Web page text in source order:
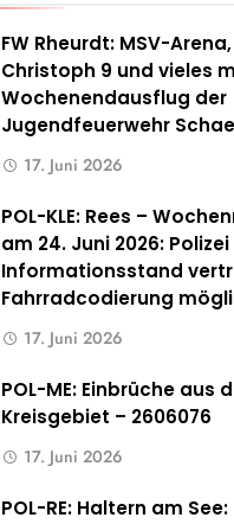
FW Rheurdt: MSV-Arena,
Christoph 9 und vieles
Wochenendausflug der
Jugendfeuerwehr
17. Juni 2026
POL-KLE: Rees –
am 24. Juni 2026:
Informationsstand
Fahrradcodierung
17. Juni 2026
POL-ME: Einbrüche aus
Kreisgebiet – 2606076
17. Juni 2026
POL-RE: Haltern am See: